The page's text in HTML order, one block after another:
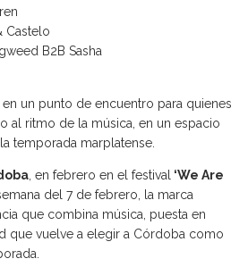
Castelo
B2B Sasha
un punto de encuentro para quienes
al ritmo de la música, en un espacio
temporada marplatense.
, en febrero en el festival ‘We Are
del 7 de febrero, la marca
que combina música, puesta en
que vuelve a elegir a Córdoba como